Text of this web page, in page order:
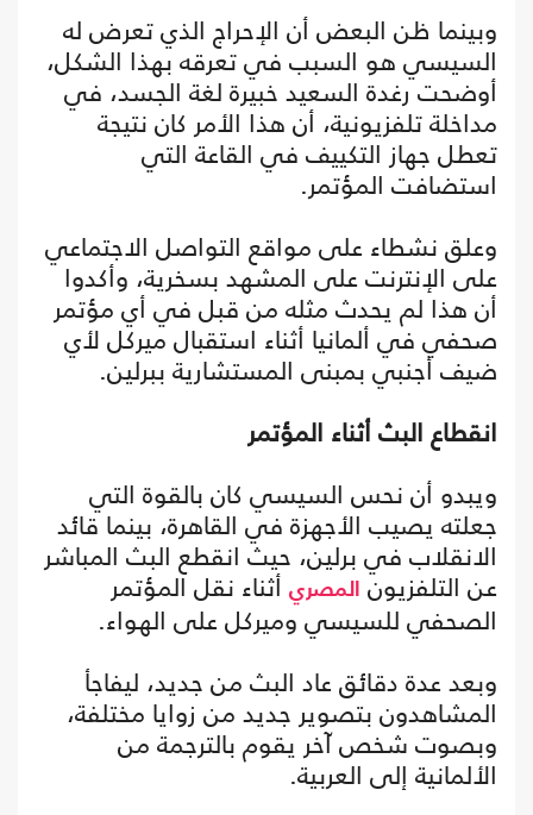
وبينما ظن البعض أن الإحراج الذي تعرض له
السيسي هو السبب في تعرقه بهذا الشكل،
أوضحت رغدة السعيد خبيرة لغة الجسد، في
مداخلة تلفزيونية، أن هذا الأمر كان نتيجة
تعطل جهاز التكييف في القاعة التي
استضافت المؤتمر.
وعلق نشطاء على مواقع التواصل الاجتماعي
على الإنترنت على المشهد بسخرية، وأكدوا
أن هذا لم يحدث مثله من قبل في أي مؤتمر
صحفي في ألمانيا أثناء استقبال ميركل لأي
ضيف أجنبي بمبنى المستشارية ببرلين.
انقطاع البث أثناء المؤتمر
ويبدو أن نحس السيسي كان بالقوة التي
جعلته يصيب الأجهزة في القاهرة، بينما قائد
الانقلاب في برلين، حيث انقطع البث المباشر
عن التلفزيون المصري أثناء نقل المؤتمر
الصحفي للسيسي وميركل على الهواء.
وبعد عدة دقائق عاد البث من جديد، ليفاجأ
المشاهدون بتصوير جديد من زوايا مختلفة،
وبصوت شخص آخر يقوم بالترجمة من
الألمانية إلى العربية.